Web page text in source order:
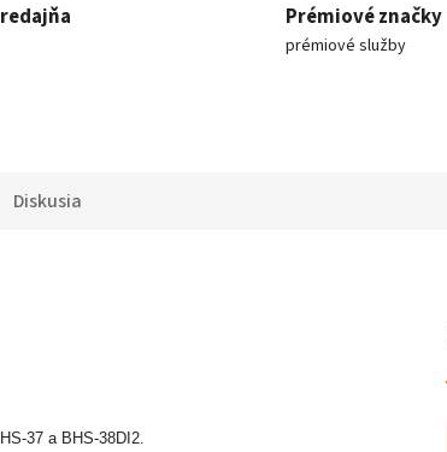
Prémiové značky
prémiové služby
Diskusia
37 a BHS-38DI2.